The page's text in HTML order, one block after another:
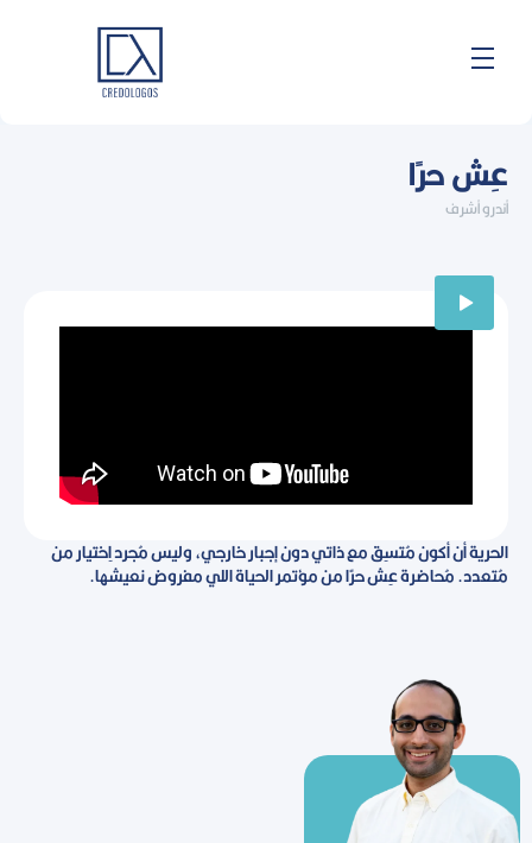
المحتوى
عِش حرًا
أندرو أشرف
الحرية أن أكون مُتسِق مع ذاتي دون إجبار خارجي، وليس مُجرد اِختيار من
مُتعدد. مُحاضرة عِش حرًا من مؤتمر الحياة اللي مفروض نعيشها.